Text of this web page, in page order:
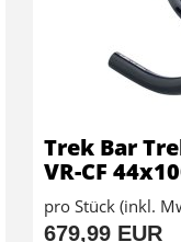
Trek Bar
VR-CF
pro Stück (inkl.
679,99 EUR